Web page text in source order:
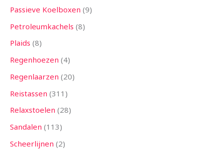
Passieve Koelboxen 9
Petroleumkachels 8
Plaids 8
Regenhoezen 4
Regenlaarzen 20
Reistassen 311
Relaxstoelen 28
Sandalen 113
Scheerlijnen 2